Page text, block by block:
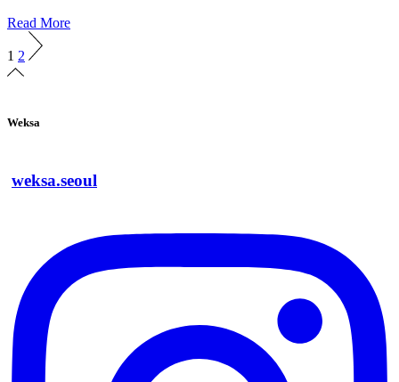
Read More
내
게
션
1 2
Weksa
weksa.seoul